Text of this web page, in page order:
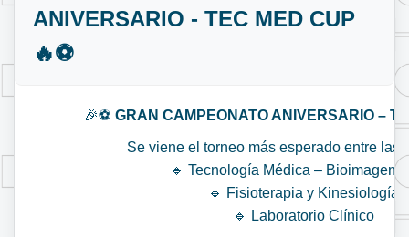
ANIVERSARIO - TEC MED CUP
🔥⚽
🎉⚽ GRAN CAMPEONATO ANIVERSARIO –
Se viene el torneo más esperado entre las
🔹 Tecnología Médica –
🔹 Fisioterapia y Kinesiología
🔹 Laboratorio Clínico